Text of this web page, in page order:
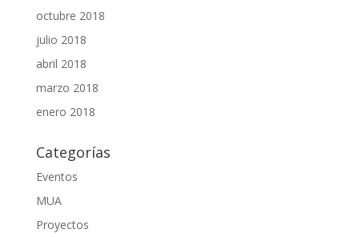
octubre 2018
julio 2018
abril 2018
marzo 2018
enero 2018
Categorías
Eventos
MUA
Proyectos